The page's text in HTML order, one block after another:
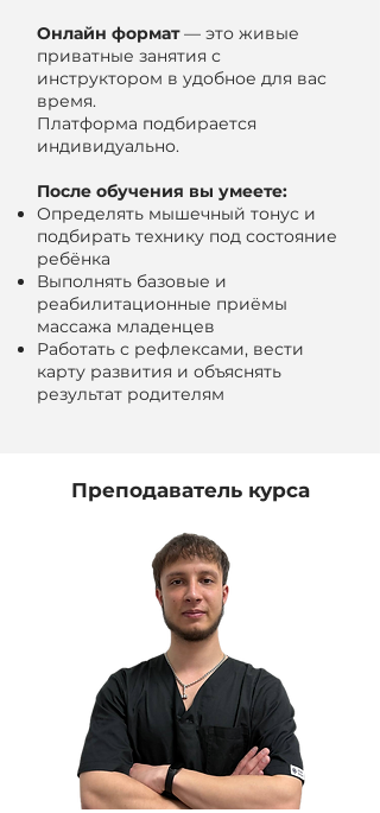
Онлайн формат— это живые
приватные занятия с
инструктором в удобное для вас
время.
Платформа подбирается
индивидуально.
После обучения вы умеете:
Определять мышечный тонус и
подбирать технику под состояние
ребёнка
Выполнять базовые и
реабилитационные приёмы
массажа младенцев
Работать с рефлексами, вести
карту развития и объяснять
результат родителям
Преподаватель курса